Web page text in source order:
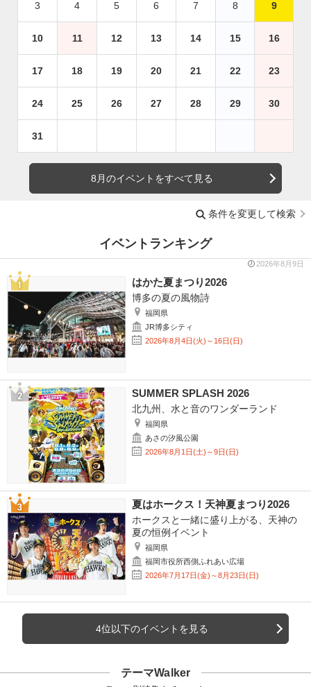
3 4 5 6 7 8 9
10 11 12 13 14 15 16
17 18 19 20 21 22 23
24 25 26 27 28 29 30
31
8月のイベントをすべて見る
条件を変更して検索
イベントランキング
2026年8月9日
はかた夏まつり2026
博多の夏の風物詩
福岡県
JR博多シティ
2026年8月4日(火)～16日(日)
SUMMER SPLASH 2026
北九州、水と音のワンダーランド
福岡県
あさの汐風公園
2026年8月1日(土)～9日(日)
夏はホークス！天神夏まつり2026
ホークスと一緒に盛り上がる、天神の
夏の恒例イベント
福岡県
福岡市役所西側ふれあい広場
2026年7月17日(金)～8月23日(日)
4位以下のイベントを見る
テーマWalker